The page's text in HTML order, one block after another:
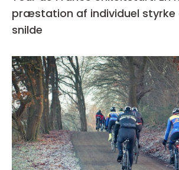
præstation af individuel
snilde